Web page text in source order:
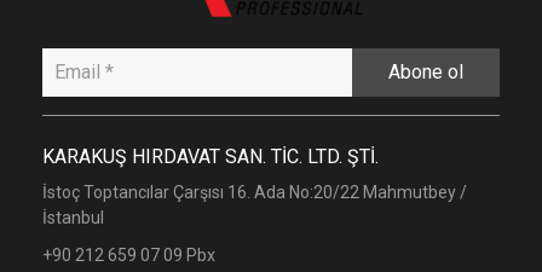
Abone ol
KARAKUŞ HIRDAVAT SAN. TİC. LTD. ŞTİ.
İstoç Toptancılar Çarşısı 16. Ada No:20/22 Mahmutbey /
İstanbul
+90 212 659 07 09 Pbx